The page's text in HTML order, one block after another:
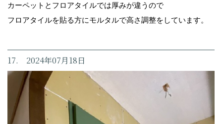
カーペットとフロアタイルでは厚みが違うので
フロアタイルを貼る方にモルタルで高さ調整をしています。
17. 2024年07月18日